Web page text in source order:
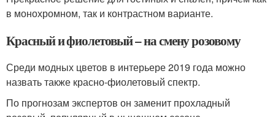
в монохромном, так и контрастном варианте.
Красный и фиолетовый – на смену розовому
Среди модных цветов в интерьере 2019 года можно
назвать также красно-фиолетовый спектр.
По прогнозам экспертов он заменит прохладный